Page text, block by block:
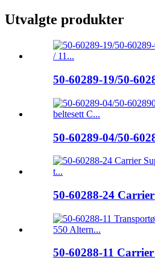
Utvalgte produkter
50-60289-19/50-
50-60289-04/50-
50-60288-24
50-60288-11